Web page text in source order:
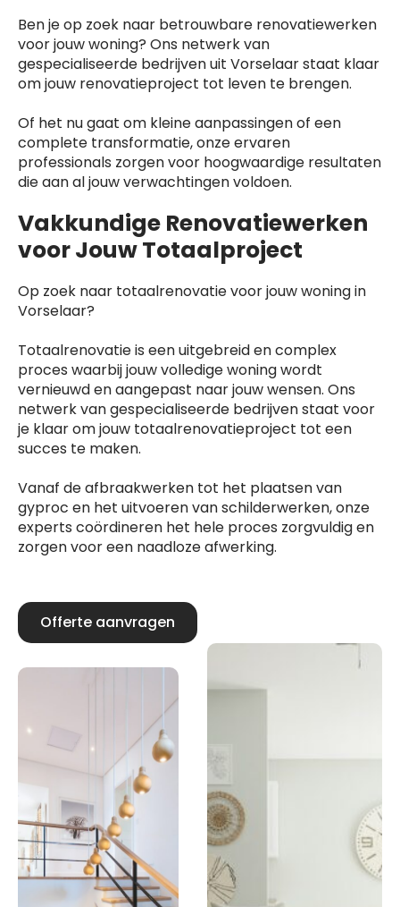
Ben je op zoek naar betrouwbare renovatiewerken
voor jouw woning? Ons netwerk van
gespecialiseerde bedrijven uit Vorselaar staat klaar
om jouw renovatieproject tot leven te brengen.
Of het nu gaat om kleine aanpassingen of een
complete transformatie, onze ervaren
professionals zorgen voor hoogwaardige resultaten
die aan al jouw verwachtingen voldoen.
Vakkundige Renovatiewerken
voor Jouw Totaalproject
Op zoek naar totaalrenovatie voor jouw woning in
Vorselaar?
Totaalrenovatie is een uitgebreid en complex
proces waarbij jouw volledige woning wordt
vernieuwd en aangepast naar jouw wensen. Ons
netwerk van gespecialiseerde bedrijven staat voor
je klaar om jouw totaalrenovatieproject tot een
succes te maken.
Vanaf de afbraakwerken tot het plaatsen van
gyproc en het uitvoeren van schilderwerken, onze
experts coördineren het hele proces zorgvuldig en
zorgen voor een naadloze afwerking.
Offerte aanvragen